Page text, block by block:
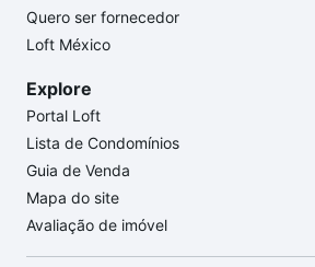
Quero ser fornecedor
Loft México
Explore
Portal Loft
Lista de Condomínios
Guia de Venda
Mapa do site
Avaliação de imóvel